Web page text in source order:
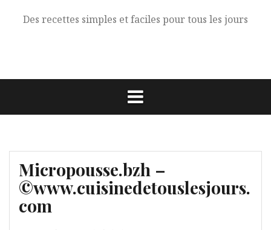
Des recettes simples et faciles pour tous les jours
Micropousse.bzh –
©www.cuisinedetouslesjours.
com